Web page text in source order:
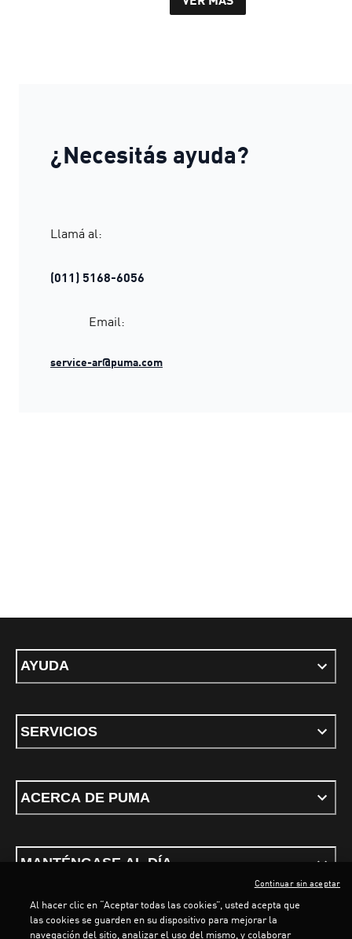
¿Necesitás ayuda?
Llamá al:
(011) 5168-6056
Email:
service-ar@puma.com
AYUDA
SERVICIOS
ACERCA DE PUMA
MANTÉNGASE AL DÍA
Al hacer clic en “Aceptar todas las cookies”, usted acepta que
las cookies se guarden en su dispositivo para mejorar la
navegación del sitio, analizar el uso del mismo, y colaborar
Continuar sin aceptar